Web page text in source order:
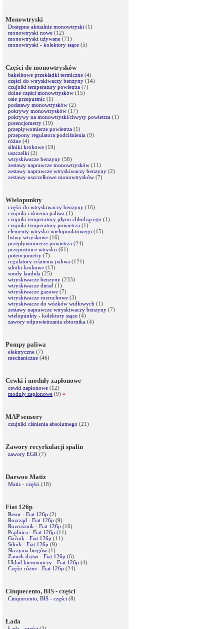
Monowtryski
Dostępne aktualnie monowtryski (1)
monowtryski nowe (12)
monowtryski używane (71)
monowtryski - kolektory ssące (5)
Części do monowtrysków
bakelitowe przekładki termiczne (4)
części do wtryskiwaczy benzyny (14)
czujniki temperatury powietrza (7)
dolne części monowtrysków (15)
osie przepustnic (1)
podstawy monowtrysków (2)
pokrywy monowtrysków (17)
pokrywy na monowtryski/chwyty powietrza (1)
potencjometry (19)
przepływomierze powietrza (1)
przepony regulatora podciśnienia (9)
różne (4)
silniki krokowe (19)
uszczelki (2)
wtryskiwacze benzyny (58)
zestawy naprawcze monowtrysków (11)
zestawy naprawcze wtryskiwaczy benzyny (2)
zestawy uszczelkowe monowtrysków (7)
Wielopunkty
części do wtryskiwaczy benzyny (16)
czujniki ciśnienia paliwa (1)
czujniki temperatury płynu chłodzącego (1)
czujniki temperatury powietrza (1)
elementy wtrysku wielopunktowego (15)
listwy wtryskowe (16)
przepływomierze powietrza (24)
przepustnice wtrysku (61)
potencjometry (7)
regulatory ciśnienia paliwa (121)
silniki krokowe (13)
sondy lambda (25)
wtryskiwacze benzyny (233)
wtryskiwacze diesel (1)
wtryskiwacze gazowe (7)
wtryskiwacze rozruchowe (3)
wtryskiwacze do wózków widłowych (1)
zestawy naprawcze wtryskiwaczy benzyny (7)
wielopunkty - kolektory ssące (4)
zawory odpowietrzania zbiornika (4)
Pompy paliwa
elektryczne (7)
mechaniczne (46)
Cewki i moduły zapłonowe
cewki zapłonowe (12)
moduły zapłonowe (9) »
MAP sensory
czujniki ciśnienia absolutnego (21)
Zawory recyrkulacji spalin
zawory EGR (7)
Daewoo Matiz
Matiz - części (18)
Fiat 126p
Resor - Fiat 126p (2)
Rozrząd - Fiat 126p (9)
Rozrusznik - Fiat 126p (16)
Prądnica - Fiat 126p (11)
Gaźnik - Fiat 126p (11)
Silnik - Fiat 126p (9)
Skrzynia biegów (1)
Zamek drzwi - Fiat 126p (6)
Układ kierowniczy - Fiat 126p (4)
Części różne - Fiat 126p (24)
Cinquecento, BIS - części
Cinquecento, BIS - części (8)
Łada